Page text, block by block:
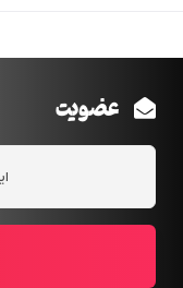
عضویت